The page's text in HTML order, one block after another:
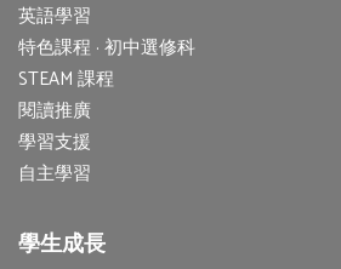
英語學習
特色課程 · 初中選修科
STEAM 課程
閱讀推廣
學習支援
自主學習
學生成長